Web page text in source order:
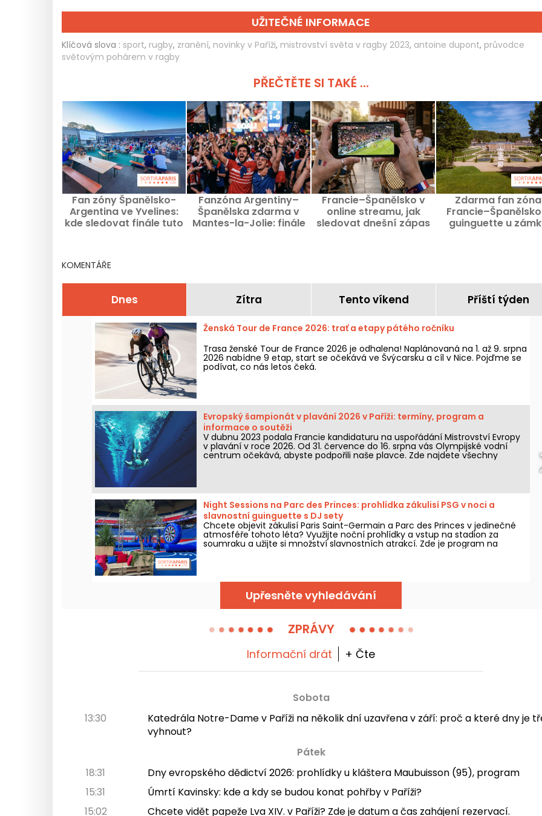
UŽITEČNÉ INFORMACE
Klíčová slova : sport, rugby, zranění, novinky v Paříži, mistrovství světa v ragby 2023, antoine dupont, průvodce
světovým pohárem v ragby
PŘEČTĚTE SI TAKÉ ...
Fan zóny Španělsko-
Argentina ve Yvelines:
kde sledovat finále tuto
Fanzóna Argentiny–
Španělska zdarma v
Mantes-la-Jolie: finále
Francie–Španělsko v
online streamu, jak
sledovat dnešní zápas
Zdarma fan zóna
guinguette u
KOMENTÁŘE
Dnes Zítra Tento víkend Příští týden
Ženská Tour de France 2026: trať a etapy pátého ročníku
Trasa ženské Tour de France 2026 je odhalena! Naplánovaná na 1. až 9. srpna
2026 nabídne 9 etap, start se očekává ve Švýcarsku a cíl v Nice. Pojďme se
podívat, co nás letos čeká.
Evropský šampionát v plavání 2026 v Paříži: termíny, program a
informace o soutěži
V dubnu 2023 podala Francie kandidaturu na uspořádání Mistrovství Evropy
v plavání v roce 2026. Od 31. července do 16. srpna vás Olympijské vodní
centrum očekává, abyste podpořili naše plavce. Zde najdete všechny
Night Sessions na Parc des Princes: prohlídka zákulisí PSG v noci a
slavnostní guinguette s DJ sety
Chcete objevit zákulisí Paris Saint-Germain a Parc des Princes v jedinečné
atmosféře tohoto léta? Využijte noční prohlídky a vstup na stadion za
soumraku a užijte si množství slavnostních atrakcí. Zde je program na
Upřesněte vyhledávání
ZPRÁVY
Informační drát + Čte
Sobota
13:30
Katedrála Notre-Dame v Paříži na několik dní uzavřena v září: proč a které dny je
vyhnout?
Pátek
18:31
Dny evropského dědictví 2026: prohlídky u kláštera Maubuisson (95), program
15:31
Úmrtí Kavinsky: kde a kdy se budou konat pohřby v Paříži?
15:02
Chcete vidět papeže Lva XIV. v Paříži? Zde je datum a čas zahájení rezervací.